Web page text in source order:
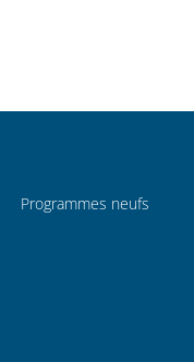
Programmes neufs